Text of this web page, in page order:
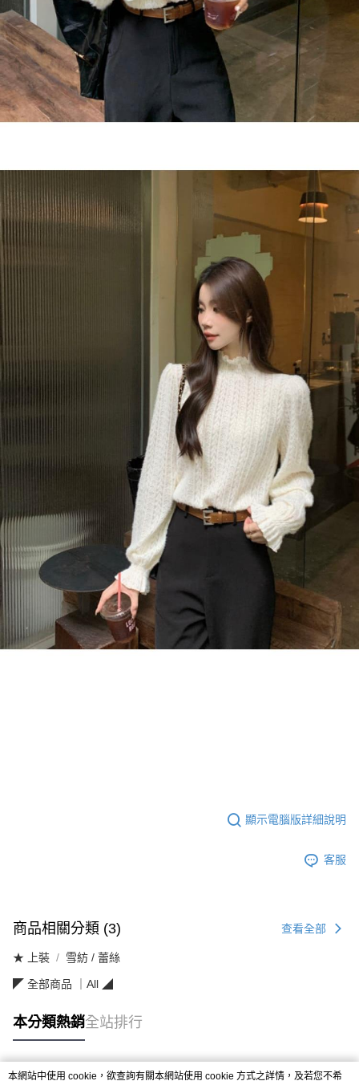
顯示電腦版詳細說明
客服
商品相關分類 (3) 查看全部
★ 上裝 雪紡 / 蕾絲
◤ 全部商品 ｜All ◢
本分類熱銷全站排行
本網站中使用 cookie，欲查詢有關本網站使用 cookie 方式之詳情，及若您不希